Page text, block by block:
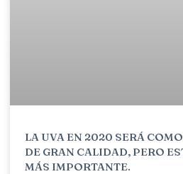
LA UVA EN 2020 SERÁ
DE GRAN CALIDAD, PERO
MÁS IMPORTANTE.